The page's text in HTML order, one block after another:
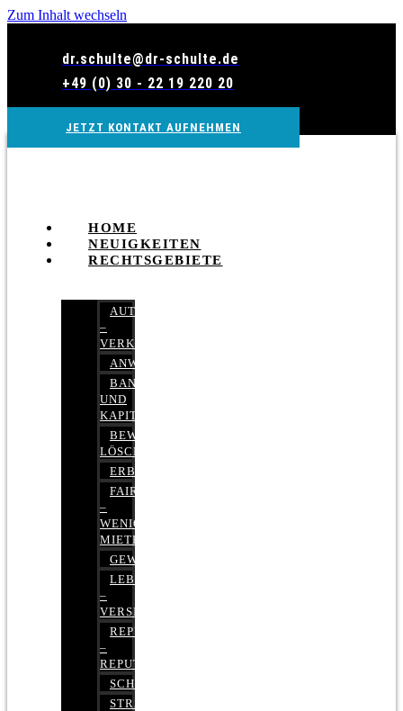
Zum Inhalt wechseln
dr.schulte@dr-schulte.de
+49 (0) 30 - 22 19 220 20
JETZT KONTAKT AUFNEHMEN
HOME
NEUIGKEITEN
RECHTSGEBIETE
AUTOBETRUG
–
VERKEHRSRECHT
ANWALTSHAFTUNGSRECHT
BANK-
UND
KAPITALMARKTRECHT
BEWERTUNGEN
LÖSCHEN
ERBRECHT
FAIRMIETEN
–
WENIGER
MIETE
GEWERBERECHT
LEBENSVERSICHERUNG
–
VERSICHERUNGSRECHT
REPUTATIONSRECHT
–
REPUTATIONSMANAGEMENT
SCHUFARECHT
STRAFRECHT